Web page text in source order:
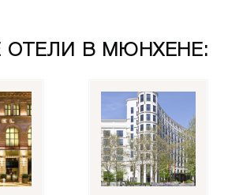
ОТЕЛИ В МЮНХЕНЕ: